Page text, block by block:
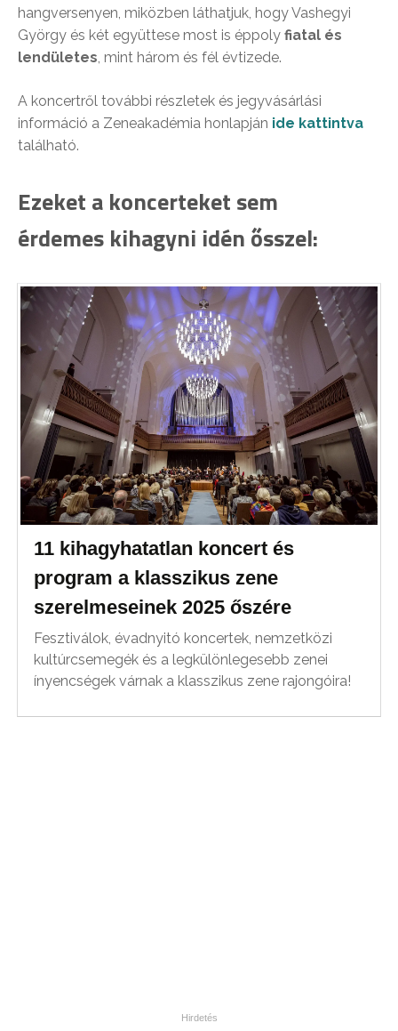
hangversenyen, miközben láthatjuk, hogy Vashegyi
György és két együttese most is éppoly fiatal és
lendületes, mint három és fél évtizede.
A koncertről további részletek és jegyvásárlási
információ a Zeneakadémia honlapján ide kattintva
található.
Ezeket a koncerteket sem
érdemes kihagyni idén ősszel:
11 kihagyhatatlan koncert és
program a klasszikus zene
szerelmeseinek 2025 őszére
Fesztiválok, évadnyitó koncertek, nemzetközi
kultúrcsemegék és a legkülönlegesebb zenei
ínyencségek várnak a klasszikus zene rajongóira!